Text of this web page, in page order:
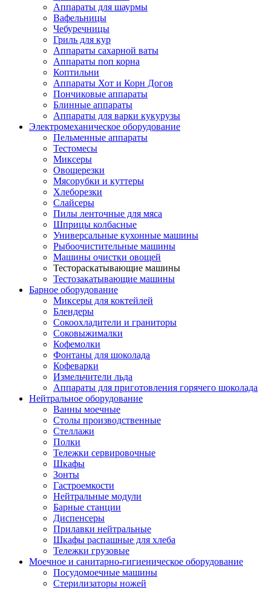
Аппараты для шаурмы
Вафельницы
Чебуречницы
Гриль для кур
Аппараты сахарной ваты
Аппараты поп корна
Коптильни
Аппараты Хот и Корн Догов
Пончиковые аппараты
Блинные аппараты
Аппараты для варки кукурузы
Электромеханическое оборудование
Пельменные аппараты
Тестомесы
Миксеры
Овощерезки
Мясорубки и куттеры
Хлеборезки
Слайсеры
Пилы ленточные для мяса
Шприцы колбасные
Универсальные кухонные машины
Рыбоочистительные машины
Машины очистки овощей
Тестораскатывающие машины
Тестозакатывающие машины
Барное оборудование
Миксеры для коктейлей
Блендеры
Сокоохладители и граниторы
Соковыжималки
Кофемолки
Фонтаны для шоколада
Кофеварки
Измельчители льда
Аппараты для приготовления горячего шоколада
Нейтральное оборудование
Ванны моечные
Столы производственные
Стеллажи
Полки
Тележки сервировочные
Шкафы
Зонты
Гастроемкости
Нейтральные модули
Барные станции
Диспенсеры
Прилавки нейтральные
Шкафы распашные для хлеба
Тележки грузовые
Моечное и санитарно-гигиеническое оборудование
Посудомоечные машины
Стерилизаторы ножей